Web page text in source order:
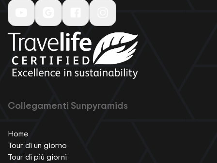
Collegamenti Sunpyramids
Home
Tour di un giorno
Tour di più giorni